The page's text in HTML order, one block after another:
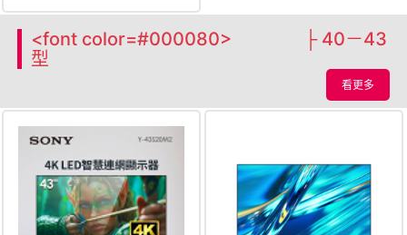
<font color=#000080> ├ 40－43
型
看更多